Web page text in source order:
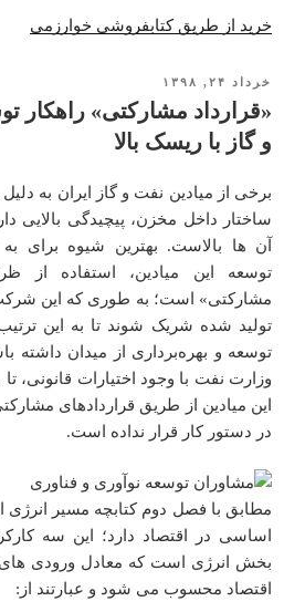
خرید از طریق کتابفروشی خوارزمی
نوشته‌شده
در
خرداد ۲۴, ۱۳۹۸
«قرارداد مشارکتی» راهکار
و گاز با ریسک بالا
برخی از میادین نفت و گاز ایران به
ساختار داخل مخزن، پیچیدگی بالایی
آن ها بالاست. بهترین شیوه برای
توسعه این میادین، استفاده از
مشارکتی» است؛ به طوری که این
تولید شده شریک شوند تا به این
توسعه و بهره‌برداری از میدان داشته
وزارت نفت با وجود اختیارات قانونی،
این میادین از طریق قراردادهای
در دستور کار قرار نداده است.
مطابق با فصل دوم کتابچه مسیر انرژی
اساسی در اقتصاد دارد؛ این سه
بخش انرژی است که معادل ورودی
اقتصاد محسوب می شود و عبارتند از: